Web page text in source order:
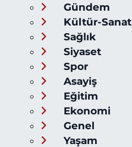
Gündem
Kültür-Sanat
Sağlık
Siyaset
Spor
Asayiş
Eğitim
Ekonomi
Genel
Yaşam